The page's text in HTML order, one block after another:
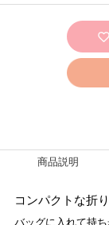
商品説明
コンパクトな折
バッグに入れて持